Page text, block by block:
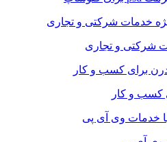
شرکتی و تجاری
کسب و کار